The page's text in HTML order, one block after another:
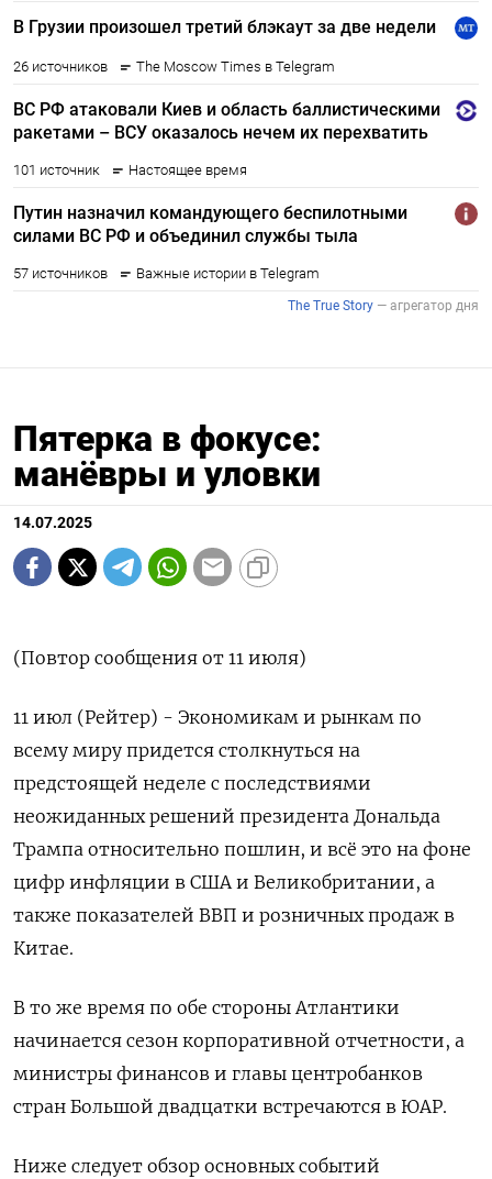
Пятерка в фокусе:
манёвры и уловки
14.07.2025
(Повтор сообщения от 11 июля)
11 июл (Рейтер) - Экономикам и рынкам по
всему миру придется столкнуться на
предстоящей неделе с последствиями
неожиданных решений президента Дональда
Трампа относительно пошлин, и всё это на фоне
цифр инфляции в США и Великобритании, а
также показателей ВВП и розничных продаж в
Китае.
В то же время по обе стороны Атлантики
начинается сезон корпоративной отчетности, а
министры финансов и главы центробанков
стран Большой двадцатки встречаются в ЮАР.
Ниже следует обзор основных событий